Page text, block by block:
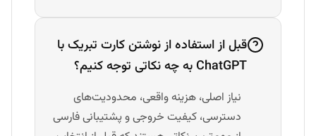
قبل از استفاده از نوشتن کارت تبریک با
ChatGPT به چه نکاتی توجه کنیم؟
نیاز اصلی، هزینه واقعی، محدودیت‌های
دسترسی، کیفیت خروجی و پشتیبانی فارسی